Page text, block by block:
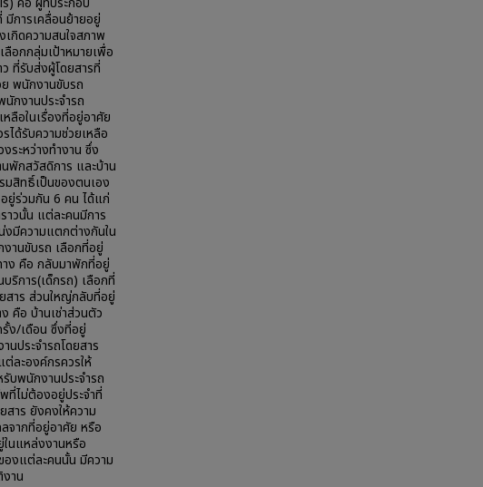
การเคลื่อนย้ายอยู่
กิดความสนใจสภาพ
อกกลุ่มเป้าหมายเพื่อ
ที่รับส่งผู้โดยสารที่
พนักงานขับรถ
กงานประจำรถ
ลือในเรื่องที่อยู่อาศัย
ได้รับความช่วยเหลือ
ระหว่างทำงาน ซึ่ง
พักสวัสดิการ และบ้าน
มสิทธิ์เป็นของตนเอง
ยู่ร่วมกัน 6 คน ได้แก่
วนั้น แต่ละคนมีการ
มีความแตกต่างกันใน
านขับรถ เลือกที่อยู่
าง คือ กลับมาพักที่อยู่
ริการ(เด็กรถ) เลือกที่
สาร ส่วนใหญ่กลับที่อยู่
คือ บ้านเช่าส่วนตัว
ง/เดือน ซึ่งที่อยู่
ประจำรถโดยสาร
ละองค์กรควรให้
บพนักงานประจำรถ
ที่ไม่ต้องอยู่ประจำที่
าร ยังคงให้ความ
จากที่อยู่อาศัย หรือ
นแหล่งงานหรือ
องแต่ละคนนั้น มีความ
าน